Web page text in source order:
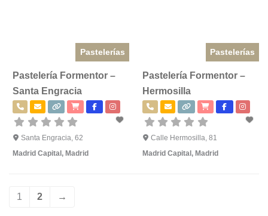
Pastelerías
Pastelería Formentor –
Santa Engracia
Santa Engracia, 62
Madrid Capital, Madrid
Pastelerías
Pastelería Formentor –
Hermosilla
Calle Hermosilla, 81
Madrid Capital,Madrid
1 2 →